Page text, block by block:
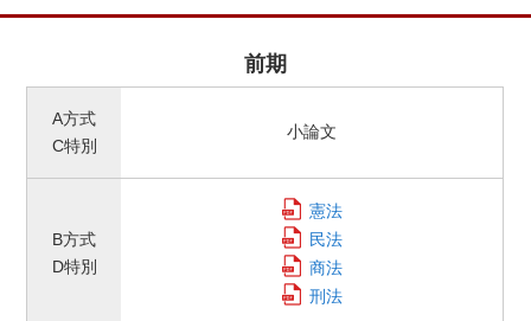
前期
A方式
C特別
小論文
B方式
D特別
憲法
民法
商法
刑法